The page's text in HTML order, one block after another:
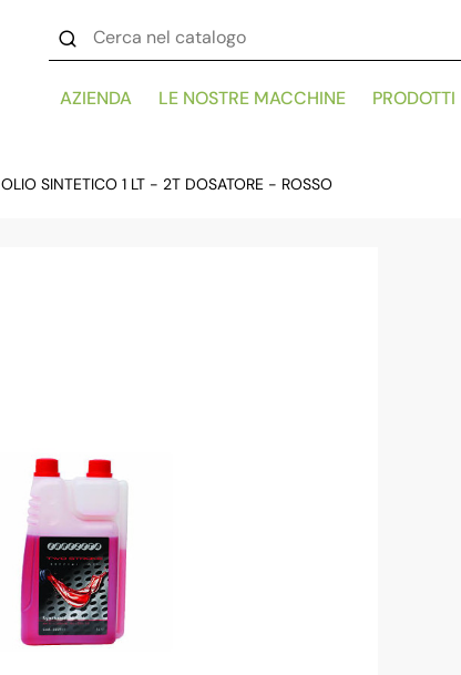
AZIENDA LE NOSTRE MACCHINE PRODOTTI
OLIO SINTETICO 1 LT - 2T DOSATORE - ROSSO